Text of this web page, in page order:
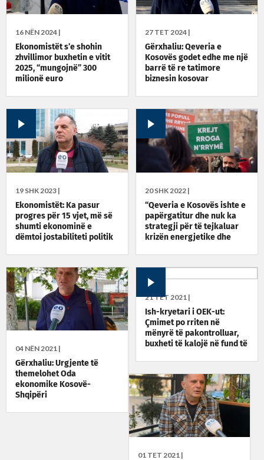
16 NËN 2024 |
Ekonomistët s’e shohin
zhvillimor buxhetin e vitit
2025, “mungojnë” 300
milionë euro
27 TET 2024 |
Gërxhaliu: Qeveria e
Kosovës godet edhe me një
barrë të re tatimore
biznesin kosovar
19 SHK 2023 |
Ekonomistët: Ka pasur
progres për 15 vjet, më së
shumti ekonominë e
dëmtoi jostabiliteti politik
20 SHK 2022 |
“Qeveria e Kosovës ishte e
papërgatitur dhe nuk ka
strategji për të tejkaluar
krizën energjetike dhe
04 NËN 2021 |
Gërxhaliu: Urgjente të
themelohet Oda
ekonomike Kosovë-
Shqipëri
21 TET 2021 |
Ish-kryetari i OEK-ut:
Çmimet po rriten në
mënyrë të pakontrolluar,
buxheti të kalojë në fund të
01 TET 2021 |